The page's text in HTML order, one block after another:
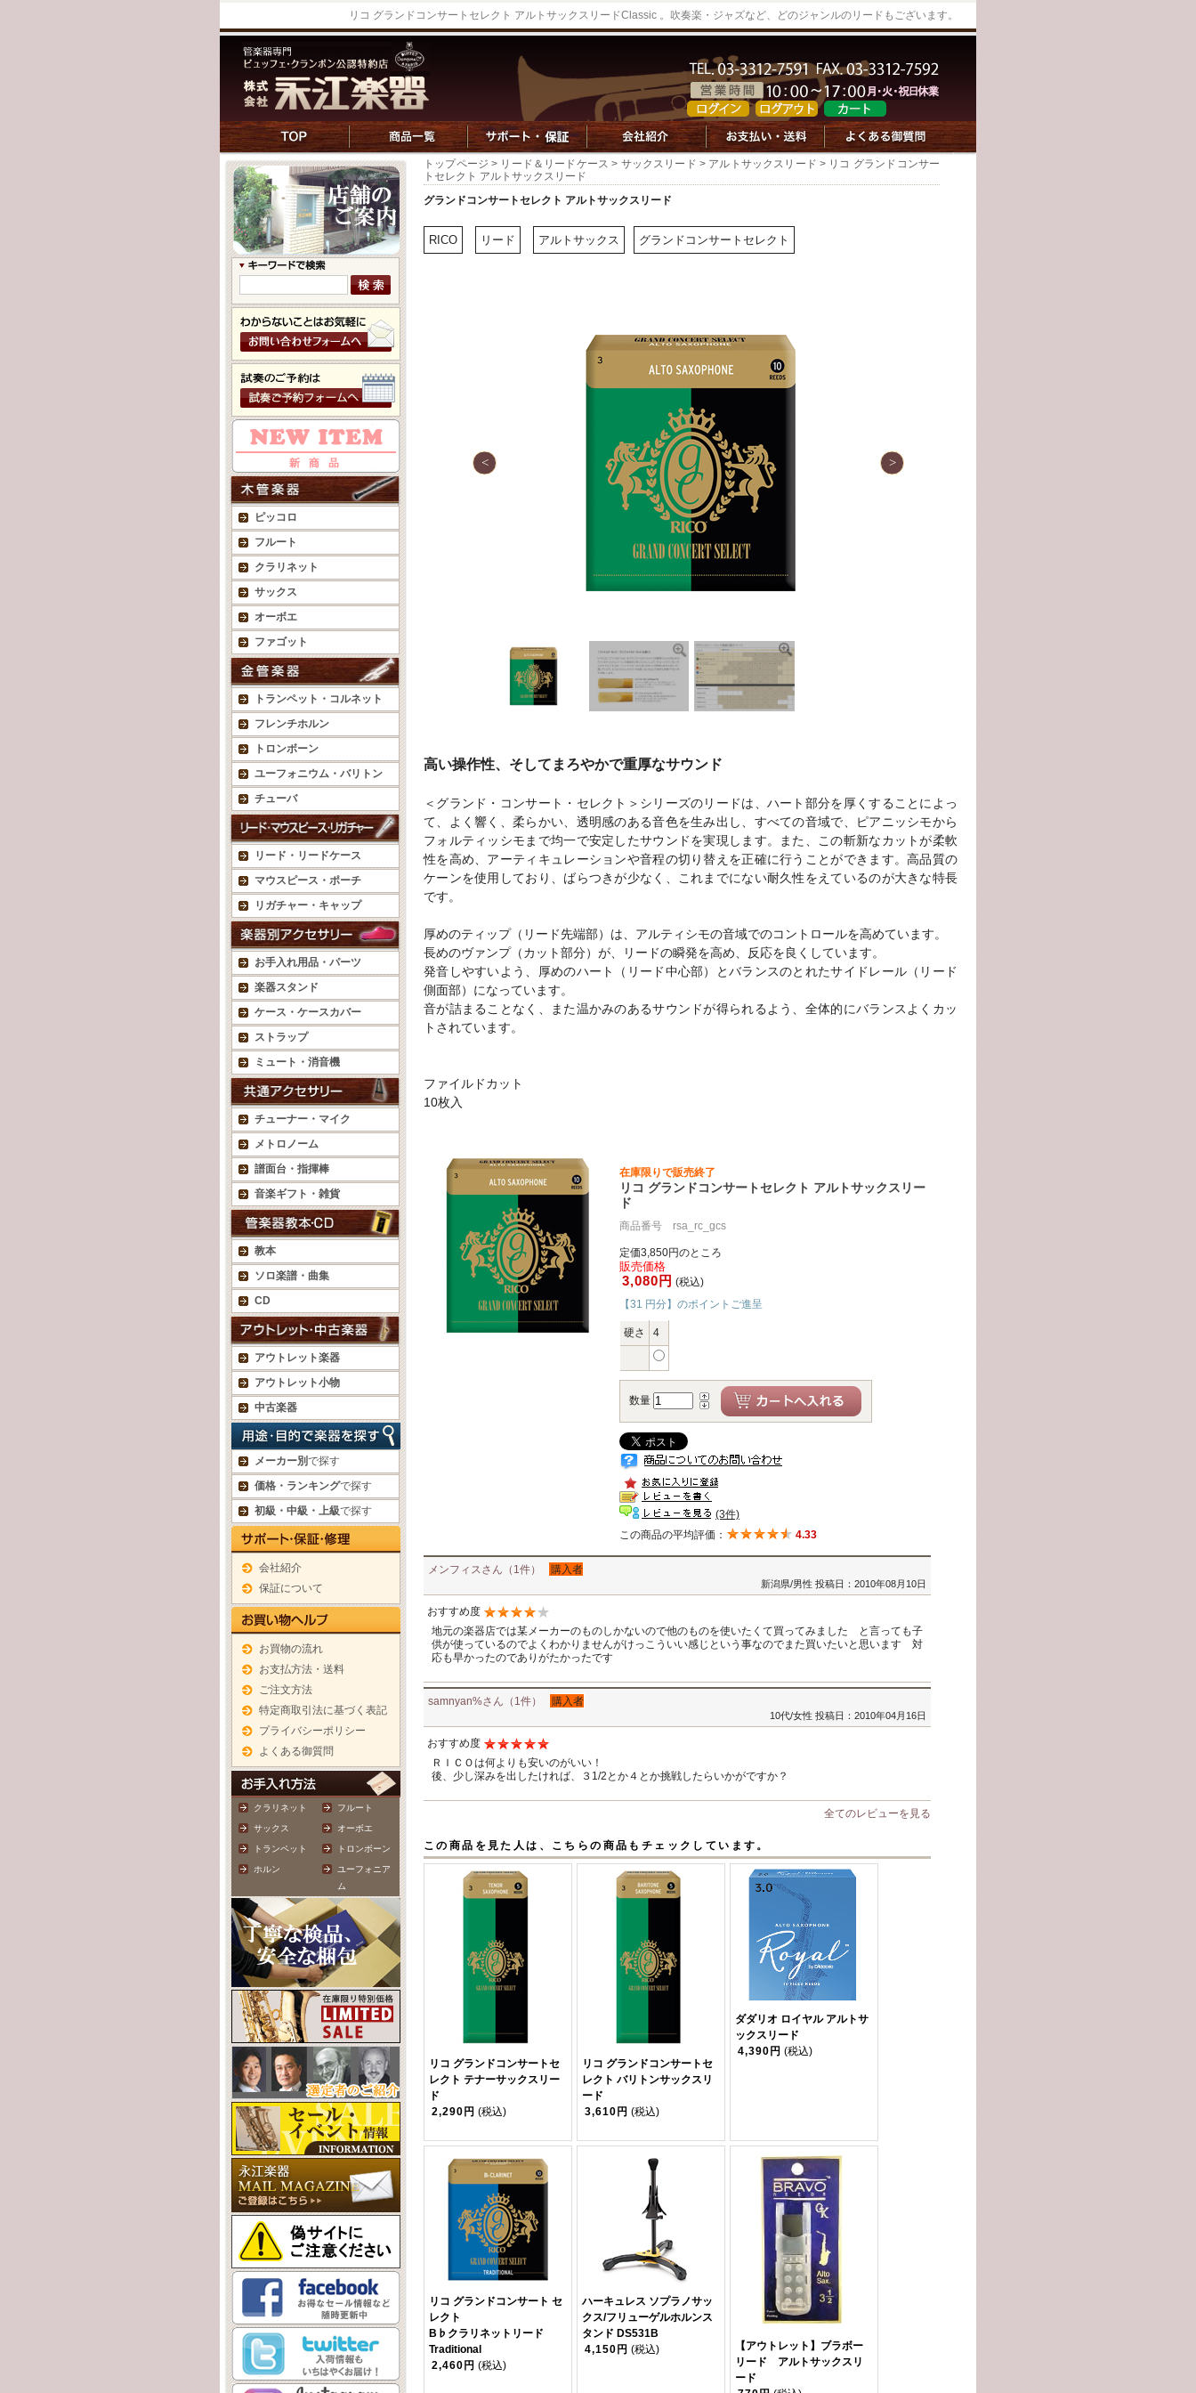
リコ グランドコンサートセレクト アルトサックスリードClassic 。吹奏楽・ジャズなど、どのジャンルのリードもございます。
ピッコロ
フルート
クラリネット
サックス
オーボエ
ファゴット
トランペット・コルネット
フレンチホルン
トロンボーン
ユーフォニウム・バリトン
チューバ
リード・リードケース
マウスピース・ポーチ
リガチャー・キャップ
お手入れ用品・パーツ
楽器スタンド
ケース・ケースカバー
ストラップ
ミュート・消音機
チューナー・マイク
メトロノーム
譜面台・指揮棒
音楽ギフト・雑貨
教本
ソロ楽譜・曲集
CD
アウトレット楽器
アウトレット小物
中古楽器
メーカー別で探す
価格・ランキングで探す
初級・中級・上級で探す
会社紹介
保証について
お買物の流れ
お支払方法・送料
ご注文方法
特定商取引法に基づく表記
プライバシーポリシー
よくある御質問
クラリネット フルート
サックス オーボエ
トランペット トロンボーン
ホルン
ユーフォニア
ム
トップページ > リード＆リードケース > サックスリード > アルトサックスリード > リコ グランドコンサー
トセレクト アルトサックスリード
グランドコンサートセレクト アルトサックスリード
RICO リード アルトサックス グランドコンサートセレクト
高い操作性、そしてまろやかで重厚なサウンド
＜グランド・コンサート・セレクト＞シリーズのリードは、ハート部分を厚くすることによっ
て、よく響く、柔らかい、透明感のある音色を生み出し、すべての音域で、ピアニッシモから
フォルティッシモまで均一で安定したサウンドを実現します。また、この斬新なカットが柔軟
性を高め、アーティキュレーションや音程の切り替えを正確に行うことができます。高品質の
ケーンを使用しており、ばらつきが少なく、これまでにない耐久性をえているのが大きな特長
です。
厚めのティップ（リード先端部）は、アルティシモの音域でのコントロールを高めています。
長めのヴァンプ（カット部分）が、リードの瞬発を高め、反応を良くしています。
発音しやすいよう、厚めのハート（リード中心部）とバランスのとれたサイドレール（リード
側面部）になっています。
音が詰まることなく、また温かみのあるサウンドが得られるよう、全体的にバランスよくカッ
トされています。
ファイルドカット
10枚入
在庫限りで販売終了
リコ グランドコンサートセレクト アルトサックスリー
ド
商品番号 rsa_rc_gcs
定価3,850円のところ
販売価格
3,080円 (税込)
【31 円分】のポイントご進呈
硬さ 4
数量
(3件)
この商品の平均評価：
4.33
メンフィスさん（1件） 購入者
新潟県/男性 投稿日：2010年08月10日
おすすめ度
地元の楽器店では某メーカーのものしかないので他のものを使いたくて買ってみました と言っても子
供が使っているのでよくわかりませんがけっこういい感じという事なのでまた買いたいと思います 対
応も早かったのでありがたかったです
samnyan%さん（1件） 購入者
10代/女性 投稿日：2010年04月16日
おすすめ度
ＲＩＣＯは何よりも安いのがいい！
後、少し深みを出したければ、３1/2とか４とか挑戦したらいかがですか？
全てのレビューを見る
この商品を見た人は、こちらの商品もチェックしています。
リコ グランドコンサートセ
レクト テナーサックスリー
ド
2,290円 (税込)
リコ グランドコンサートセ
レクト バリトンサックスリ
ード
3,610円 (税込)
ダダリオ ロイヤル アルトサ
ックスリード
4,390円 (税込)
リコ グランドコンサート セ
レクト
B♭クラリネットリード
Traditional
2,460円 (税込)
ハーキュレス ソプラノサッ
クス/フリューゲルホルンス
タンド DS531B
4,150円 (税込)
【アウトレット】ブラボー
リード アルトサックスリ
ード